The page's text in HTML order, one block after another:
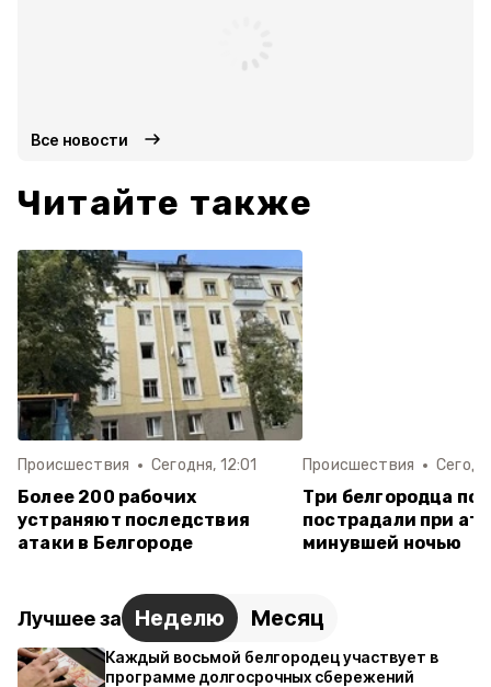
Все новости
Читайте также
Происшествия Сегодня, 12:01
Более 200 рабочих
устраняют последствия
атаки в Белгороде
Происшествия
Три белгородца
пострадали при
минувшей ночью
Лучшее за Неделю Месяц
Каждый восьмой белгородец участвует в
программе долгосрочных сбережений